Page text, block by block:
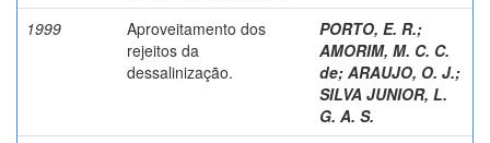
1999
Aproveitamento dos
rejeitos da
dessalinização.
PORTO, E. R.;
AMORIM, M. C. C.
de; ARAUJO, O. J.;
SILVA JUNIOR, L.
G. A. S.